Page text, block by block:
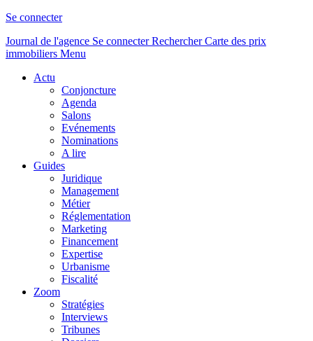
Se connecter
Journal de l'agence Se connecterRechercher Carte des prix
immobiliers Menu
Actu
Conjoncture
Agenda
Salons
Evénements
Nominations
A lire
Guides
Juridique
Management
Métier
Réglementation
Marketing
Financement
Expertise
Urbanisme
Fiscalité
Zoom
Stratégies
Interviews
Tribunes